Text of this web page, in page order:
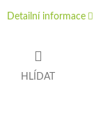
Detailní informace
HLÍDAT